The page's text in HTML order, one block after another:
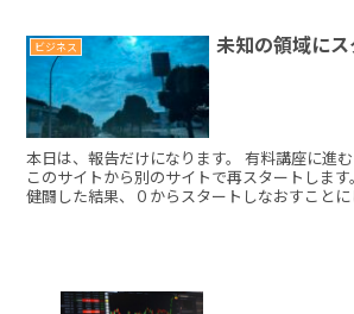
ビジネス 未知の領域に
本日は、報告だけになります。 有料講座に進む
このサイトから別のサイトで再スタートしま
健闘した結果、０からスタートしなおすこと